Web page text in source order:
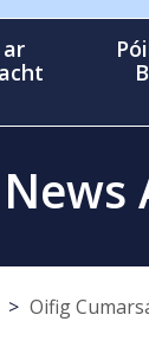
ar
Oifig